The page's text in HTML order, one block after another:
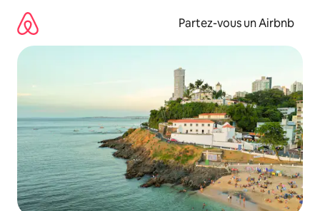
directement
contenu
Partez-vous un Airbnb